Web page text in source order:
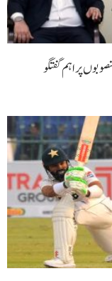
پر اہم گفتگو